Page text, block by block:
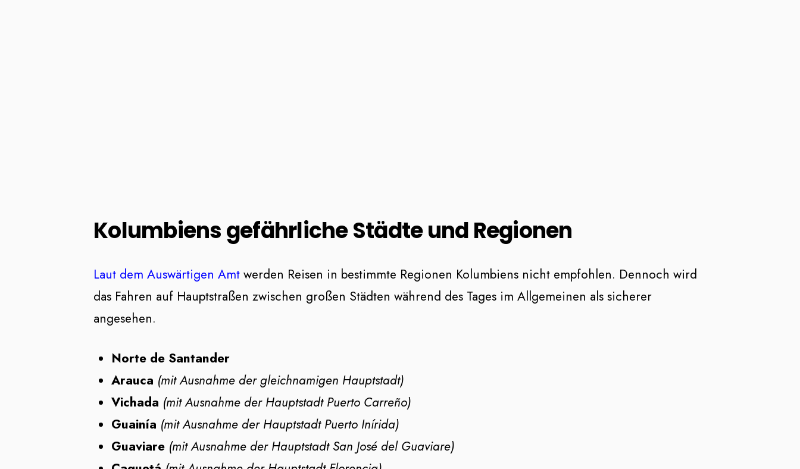
Kolumbiens gefährliche Städte und Regionen
Laut dem Auswärtigen Amt werden Reisen in bestimmte Regionen Kolumbiens nicht empfohlen. Dennoch wird
das Fahren auf Hauptstraßen zwischen großen Städten während des Tages im Allgemeinen als sicherer
angesehen.
Norte de Santander
Arauca (mit Ausnahme der gleichnamigen Hauptstadt)
Vichada (mit Ausnahme der Hauptstadt Puerto Carreño)
Guainía (mit Ausnahme der Hauptstadt Puerto Inírida)
Guaviare (mit Ausnahme der Hauptstadt San José del Guaviare)